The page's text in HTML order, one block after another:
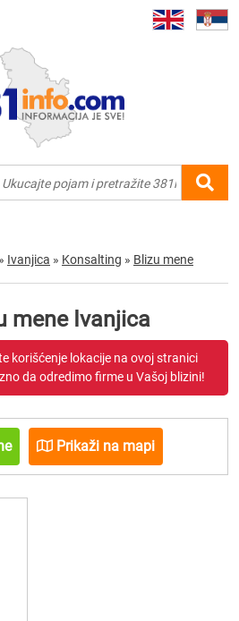
» Ivanjica » Konsalting » Blizu mene
mene Ivanjica
korišćenje lokacije na ovoj stranici
da odredimo firme u Vašoj blizini!
Prikaži na mapi